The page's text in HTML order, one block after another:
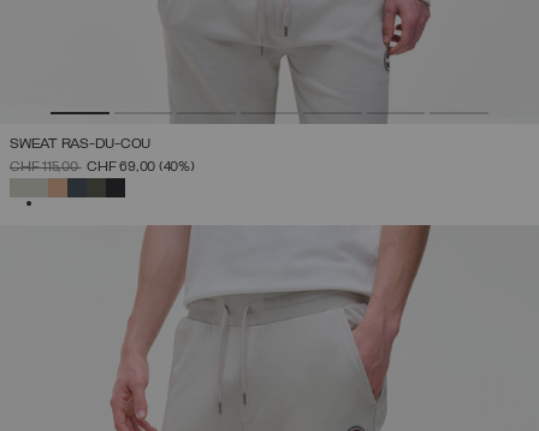
SWEAT RAS-DU-COU
PRIX RÉDUIT DE
CHF 115,00ÀCHF 69,00 (40%)